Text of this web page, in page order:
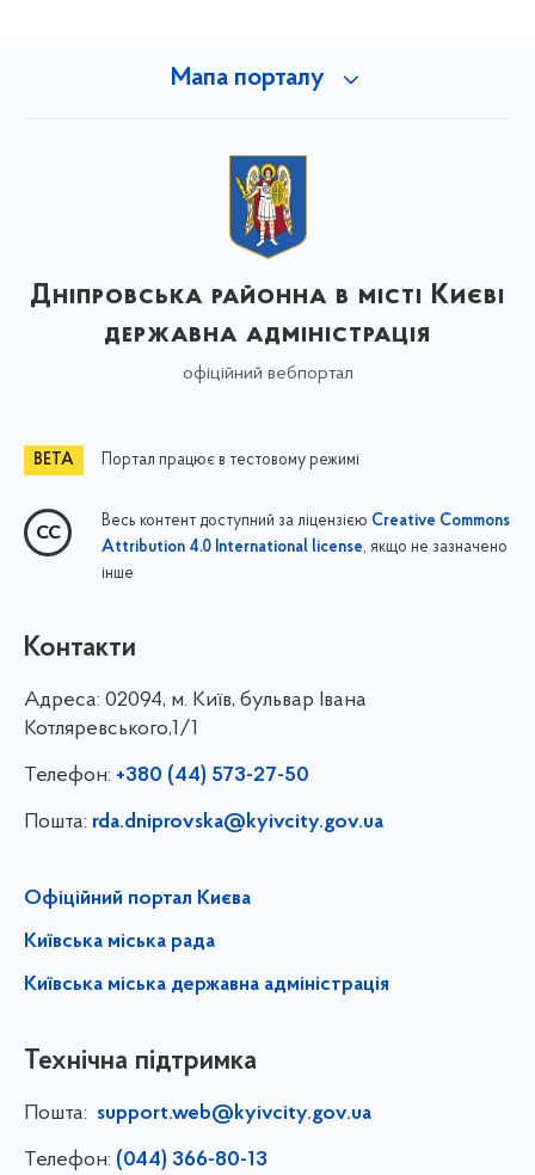
Мапа порталу
Дніпровська районна в місті Києві
державна адміністрація
офіційний вебпортал
Портал працює в тестовому режимі
Весь контент доступний за ліцензією Creative Commons
Attribution 4.0 International license, якщо не зазначено
інше
Контакти
Адреса: 02094, м. Київ, бульвар Івана
Котляревського,1/1
Телефон: +380 (44) 573-27-50
Пошта: rda.dniprovska@kyivcity.gov.ua
Офіційний портал Києва
Київська міська рада
Київська міська державна адміністрація
Технічна підтримка
Пошта: support.web@kyivcity.gov.ua
Телефон: (044) 366-80-13